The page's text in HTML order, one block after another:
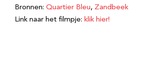
Bronnen: Quartier Bleu, Zandbeek
Link naar het filmpje: klik hier!